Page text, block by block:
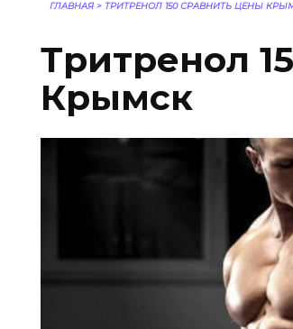
ГЛАВНАЯ > ТРИТРЕНОЛ 150 СРАВНИТЬ ЦЕНЫ
Тритренол
Крымск